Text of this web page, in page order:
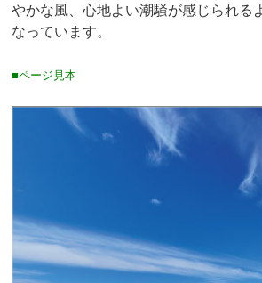
やかな風、心地よい潮騒が感じられる
なっています。
■ページ見本